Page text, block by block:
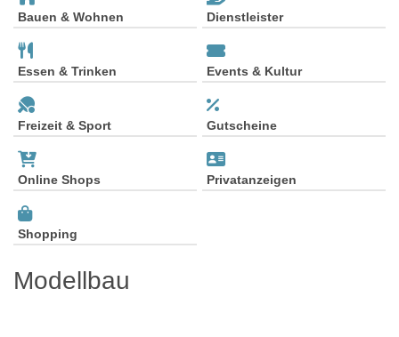
Bauen & Wohnen Dienstleister
Essen & Trinken Events & Kultur
Freizeit & Sport Gutscheine
Online Shops Privatanzeigen
Shopping
Modellbau